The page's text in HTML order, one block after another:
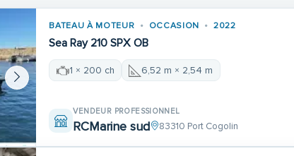
BATEAU À MOTEUR OCCASION 2022
Sea Ray 210 SPX OB
1 × 200 ch 6,52 m × 2,54 m
VENDEUR PROFESSIONNEL
RCMarine sud 83310 Port Cogolin